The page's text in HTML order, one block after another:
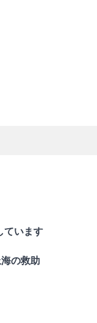
ています
の救助